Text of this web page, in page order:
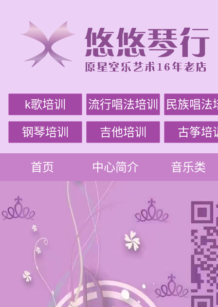
k歌培训 流行唱法培训 民族唱法
钢琴培训 吉他培训 古筝培
首页 中心简介 音乐类